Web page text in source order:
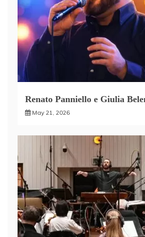
Renato Panniello e Giulia
May 21, 2026